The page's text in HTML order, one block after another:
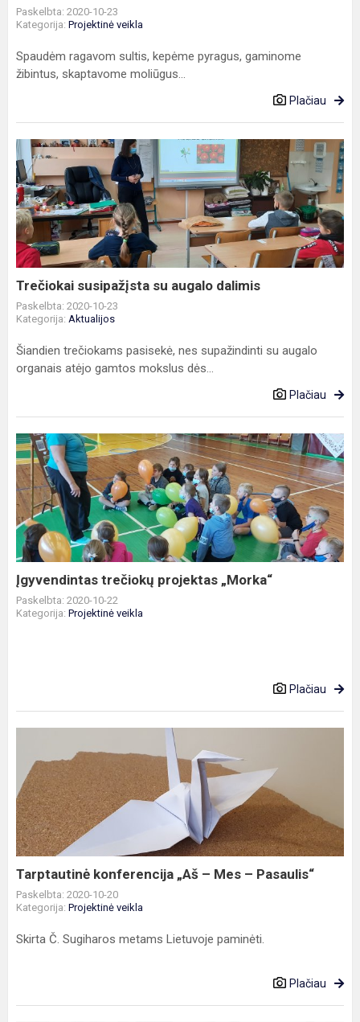
Paskelbta: 2020-10-23
Kategorija: Projektinė veikla
Spaudėm ragavom sultis, kepėme pyragus, gaminome
žibintus, skaptavome moliūgus...
Plačiau
Trečiokai
susipažįsta
su
augalo
dalimis
Trečiokai susipažįsta su augalo dalimis
Paskelbta: 2020-10-23
Kategorija: Aktualijos
Šiandien trečiokams pasisekė, nes supažindinti su augalo
organais atėjo gamtos mokslus dės...
Plačiau
Įgyvendintas
trečiokų
projektas
„Morka“
Įgyvendintas trečiokų projektas „Morka“
Paskelbta: 2020-10-22
Kategorija: Projektinė veikla
Plačiau
konferencija
„Aš
–
Mes
–
Pasaulis“
Tarptautinė konferencija „Aš – Mes – Pasaulis“
Paskelbta: 2020-10-20
Kategorija: Projektinė veikla
Skirta Č. Sugiharos metams Lietuvoje paminėti.
Plačiau